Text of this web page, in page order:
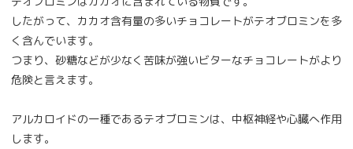
したがって、カカオ含有量の多いチョコレートがテオブロミンを多
く含んでいます。
つまり、砂糖などが少なく苦味が強いビターなチョコレートがより
危険と言えます。
アルカロイドの一種であるテオブロミンは、中枢神経や心臓へ作用
します。